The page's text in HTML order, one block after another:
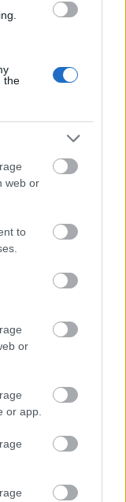
the
web or
to
or
or app.
Εύκολη
σε 2
στο